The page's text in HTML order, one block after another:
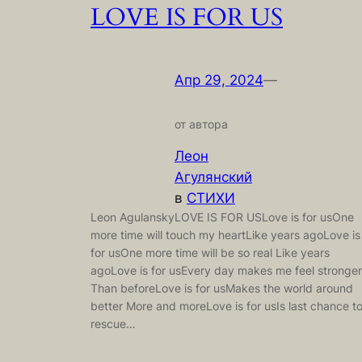
LOVE IS FOR US
Апр 29, 2024—
от автора
Леон
Агулянский
в СТИХИ
Leon AgulanskyLOVE IS FOR USLove is for usOne
more time will touch my heartLike years agoLove is
for usOne more time will be so real Like years
agoLove is for usEvery day makes me feel stronger
Than beforeLove is for usMakes the world around
better More and moreLove is for usIs last chance to
rescue…